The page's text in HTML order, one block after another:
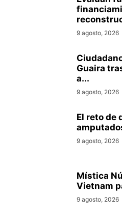
9 agosto, 2026
Guaira
a...
9 agosto, 2026
El reto de
9 agosto, 2026
Mística
Vietnam
9 agosto, 2026